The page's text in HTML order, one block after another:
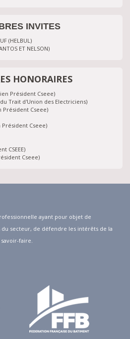
INVITES
(HELBUL)
ET NELSON)
HONORAIRES
Président Cseee)
Trait d'Union des Electriciens)
Président Cseee)
Président Cseee)
CSEEE)
Cseee)
ayant pour objet de
secteur, de défendre les intérêts de la
faire.